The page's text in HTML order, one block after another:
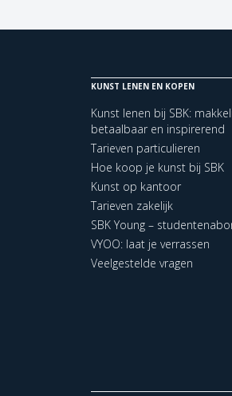
KUNST LENEN EN KOPEN
Kunst lenen bij SBK:
betaalbaar en inspirerend
Tarieven particulieren
Hoe koop je kunst bij SBK
Kunst op kantoor
Tarieven zakelijk
SBK Young –
VYOO: laat je verrassen
Veelgestelde vragen